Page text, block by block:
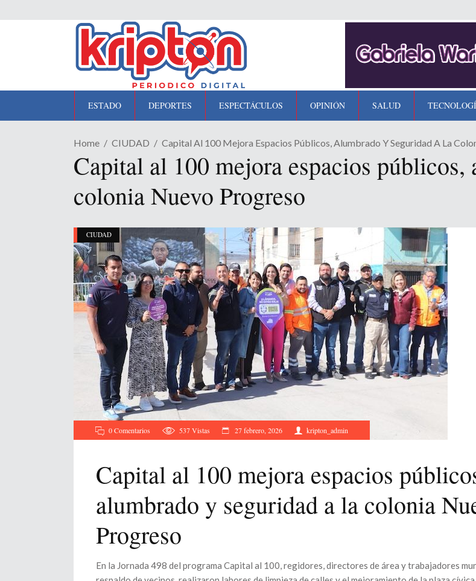
ESTADO DEPORTES ESPECTÁCULOS OPINIÓN SALUD
Home CIUDAD Capital Al 100 Mejora Espacios Públicos, Alumbrado Y Seguridad A La
Capital al 100 mejora espacios
colonia Nuevo Progreso
CIUDAD
0 Comentarios 537Vistas 27 febrero, 2026 kripton_admin
Capital al 100 mejora espacios
alumbrado y seguridad a la colonia
Progreso
En la Jornada 498 del programa Capital al 100, regidores, directores de área y trabajadores